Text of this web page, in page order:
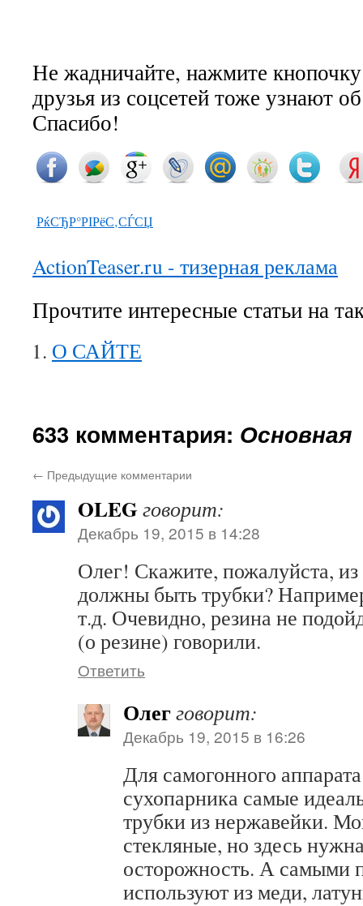
Не жадничайте, нажмите
друзья из соцсетей тоже узнают
Спасибо!
РќСЂР°РІРёС‚СЃСЏ
ActionTeaser.ru - тизерная реклама
Прочтите интересные статьи на
О САЙТЕ
633 комментария: Основная
← Предыдущие комментарии
OLEGговорит:
Декабрь 19, 2015 в 14:28
Олег! Скажите, пожалуйста, из
должны быть трубки?
т.д. Очевидно, резина не
(о резине) говорили.
Ответить
Олегговорит:
Декабрь 19, 2015 в 16:26
Для самогонного
сухопарника самые
трубки из нержавейки.
стекляные, но здесь
осторожность. А самыми
используют из меди,